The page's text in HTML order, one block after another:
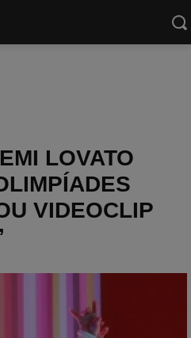
LOVATO
VIDEOCLIP